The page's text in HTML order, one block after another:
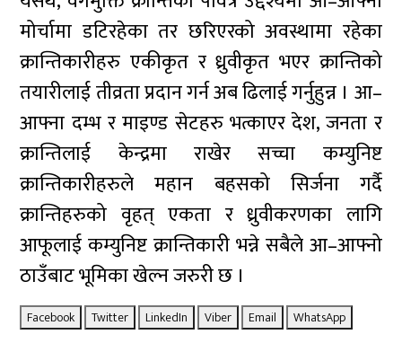
मोर्चामा डटिरहेका तर छरिएरको अवस्थामा रहेका
क्रान्तिकारीहरु एकीकृत र ध्रुवीकृत भएर क्रान्तिको
तयारीलाई तीव्रता प्रदान गर्न अब ढिलाई गर्नुहुन्न । आ–
आफ्ना दम्भ र माइण्ड सेटहरु भत्काएर देश, जनता र
क्रान्तिलाई केन्द्रमा राखेर सच्चा कम्युनिष्ट
क्रान्तिकारीहरुले महान बहसको सिर्जना गर्दै
क्रान्तिहरुको वृहत् एकता र ध्रुवीकरणका लागि
आफूलाई कम्युनिष्ट क्रान्तिकारी भन्ने सबैले आ–आफ्नो
ठाउँबाट भूमिका खेल्न जरुरी छ ।
Facebook Twitter LinkedIn Viber Email WhatsApp